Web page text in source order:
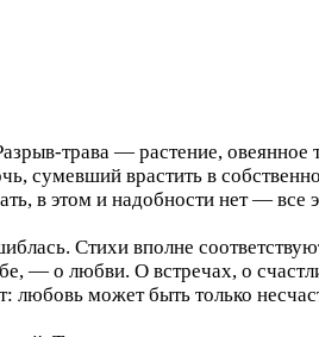
трава — растение, овеянное
сумевший врастить в
в этом и надобности нет — все
Стихи вполне
— о любви. О встречах, о
может быть только